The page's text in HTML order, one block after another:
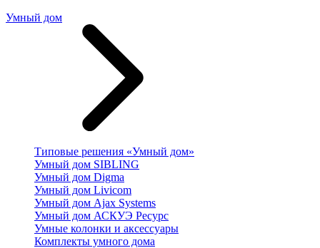
Умный дом
Типовые решения «Умный дом»
Умный дом SIBLING
Умный дом Digma
Умный дом Livicom
Умный дом Ajax Systems
Умный дом АСКУЭ Ресурс
Умные колонки и аксессуары
Комплекты умного дома